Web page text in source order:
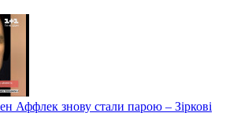
Аффлек знову стали парою – Зіркові